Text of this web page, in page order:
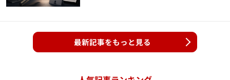
最新記事をもっと見る